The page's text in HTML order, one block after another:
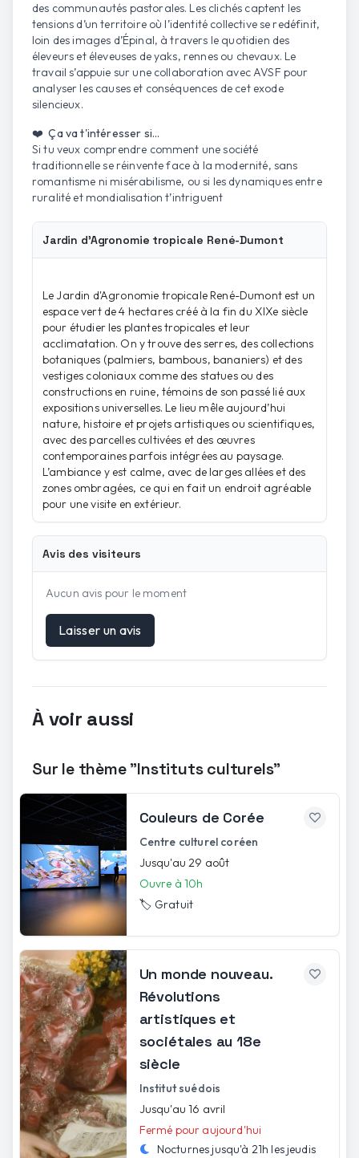
des communautés pastorales. Les clichés captent les
tensions d’un territoire où l’identité collective se redéfinit,
loin des images d’Épinal, à travers le quotidien des
éleveurs et éleveuses de yaks, rennes ou chevaux. Le
travail s’appuie sur une collaboration avec AVSF pour
analyser les causes et conséquences de cet exode
silencieux.
❤️ Ça va t'intéresser si...
Si tu veux comprendre comment une société
traditionnelle se réinvente face à la modernité, sans
romantisme ni misérabilisme, ou si les dynamiques entre
ruralité et mondialisation t’intriguent
Jardin d'Agronomie tropicale René-Dumont
Le Jardin d'Agronomie tropicale René-Dumont est un
espace vert de 4 hectares créé à la fin du XIXe siècle
pour étudier les plantes tropicales et leur
acclimatation. On y trouve des serres, des collections
botaniques (palmiers, bambous, bananiers) et des
vestiges coloniaux comme des statues ou des
constructions en ruine, témoins de son passé lié aux
expositions universelles. Le lieu mêle aujourd’hui
nature, histoire et projets artistiques ou scientifiques,
avec des parcelles cultivées et des œuvres
contemporaines parfois intégrées au paysage.
L’ambiance y est calme, avec de larges allées et des
zones ombragées, ce qui en fait un endroit agréable
pour une visite en extérieur.
Avis des visiteurs
Aucun avis pour le moment
Laisser un avis
À voir aussi
Sur le thème "Instituts culturels"
Couleurs de Corée
Centre culturel coréen
Jusqu'au 29 août
Ouvre à 10h
🏷️ Gratuit
Un monde nouveau.
Révolutions
artistiques et
sociétales au 18e
siècle
Institut suédois
Jusqu'au 16 avril
Fermé pour aujourd'hui
Nocturnes jusqu'à 21h les jeudis